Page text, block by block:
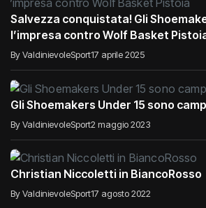
Salvezza conquistata! Gli
l’impresa contro Wolf Basket
By ValdinievoleSport17 aprile 2025
Gli Shoemakers Under 15 sono
By ValdinievoleSport2 maggio 2023
Christian Niccoletti in BiancoRosso
By ValdinievoleSport17 agosto 2022